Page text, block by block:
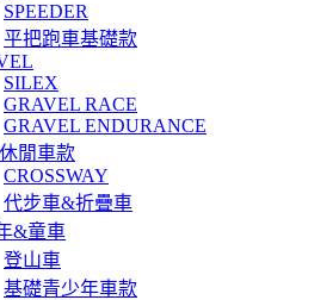
SPEEDER
平把跑車基礎款
SILEX
GRAVEL RACE
GRAVEL ENDURANCE
閒車款
CROSSWAY
代步車&折疊車
&童車
登山車
基礎青少年車款